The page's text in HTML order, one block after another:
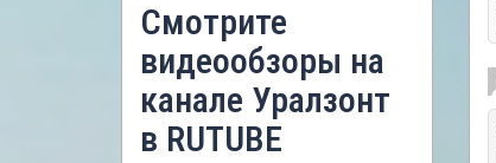
Смотрите
видеообзоры на
канале Уралзонт
в RUTUBE